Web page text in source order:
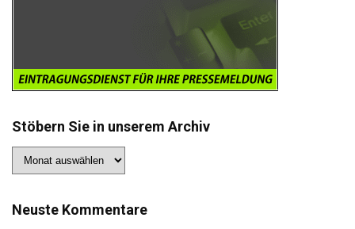
Stöbern Sie in unserem Archiv
Sie
Archiv
Neuste Kommentare